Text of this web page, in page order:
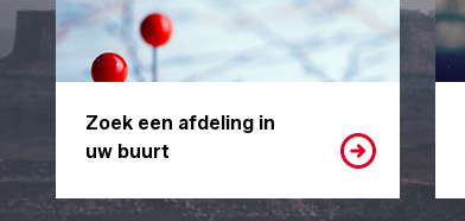
Zoek een afdeling in
uw buurt